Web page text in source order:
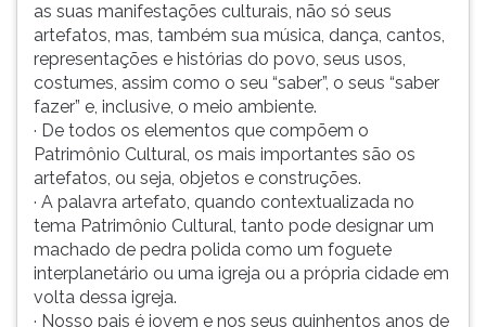
as suas manifestações culturais, não só seus
artefatos, mas, também sua música, dança, cantos,
representações e histórias do povo, seus usos,
costumes, assim como o seu “saber”, o seus “saber
fazer” e, inclusive, o meio ambiente.
· De todos os elementos que compõem o
Patrimônio Cultural, os mais importantes são os
artefatos, ou seja, objetos e construções.
· A palavra artefato, quando contextualizada no
tema Patrimônio Cultural, tanto pode designar um
machado de pedra polida como um foguete
interplanetário ou uma igreja ou a própria cidade em
volta dessa igreja.
· Nosso pais é jovem e nos seus quinhentos anos de